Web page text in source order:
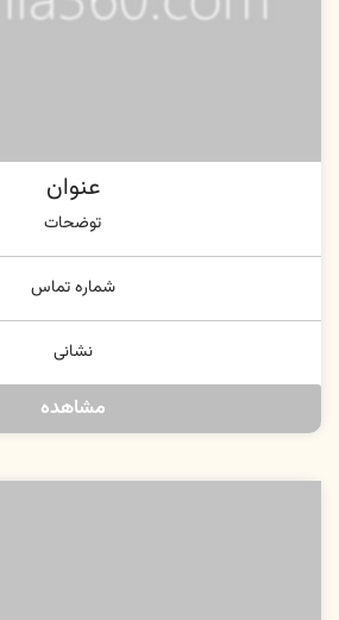
عنوان
توضحات
شماره تماس
نشانی
مشاهده